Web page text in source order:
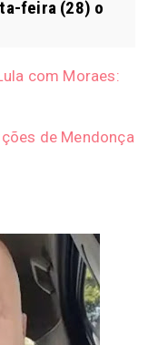
feira (28) o
com Moraes:
de Mendonça